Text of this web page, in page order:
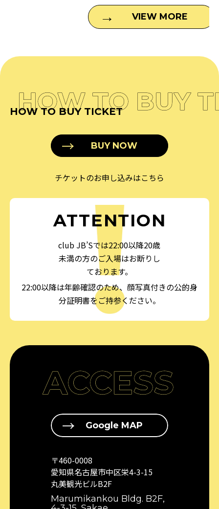
VIEW MORE
HOW TO BUY
HOW TO BUY TICKET
BUY NOW
チケットのお申し込みはこちら
ATTENTION
club JB’Sでは22:00以降20歳
未満の方のご入場はお断りし
ております。
22:00以降は年齢確認のため、顔写真付きの公的身
分証明書をご持参ください。
ACCESS
Google MAP
〒460-0008
愛知県名古屋市中区栄4-3-15
丸美観光ビルB2F
Marumikankou Bldg. B2F,